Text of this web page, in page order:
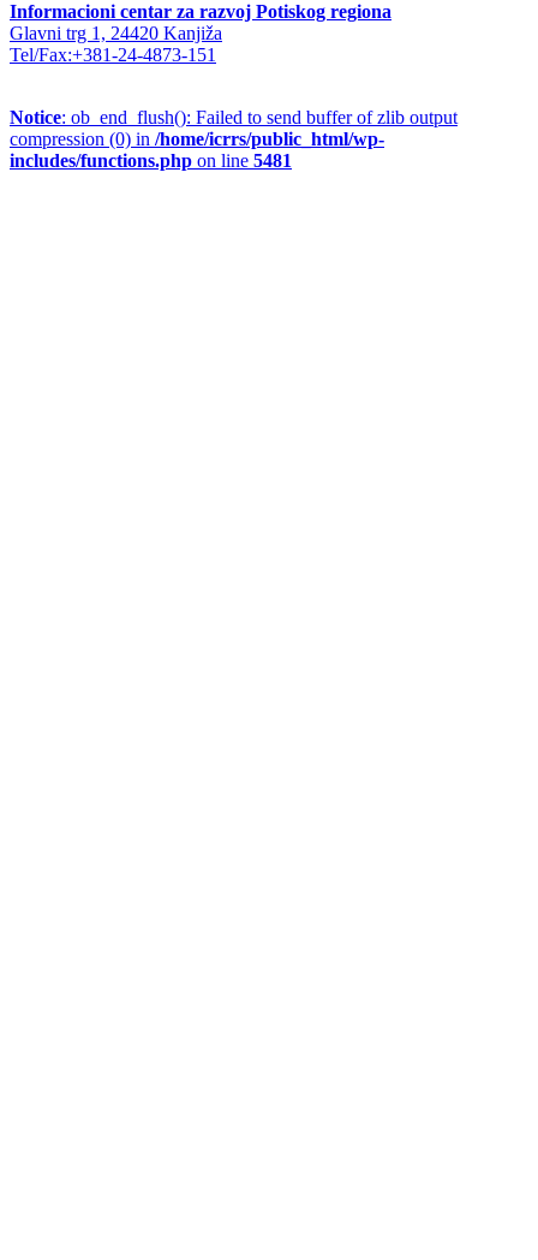
Informacioni centar za razvoj Potiskog regiona
Glavni trg 1, 24420 Kanjiža
Tel/Fax:+381-24-4873-151
Notice: ob_end_flush(): Failed to send buffer of zlib output
compression (0) in /home/icrrs/public_html/wp-
includes/functions.php on line 5481